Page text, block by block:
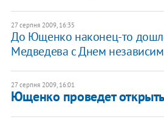
27 серпня 2009, 16:35
До Ющенко наконец-то
Медведева с Днем
27 серпня 2009, 16:01
Ющенко проведет